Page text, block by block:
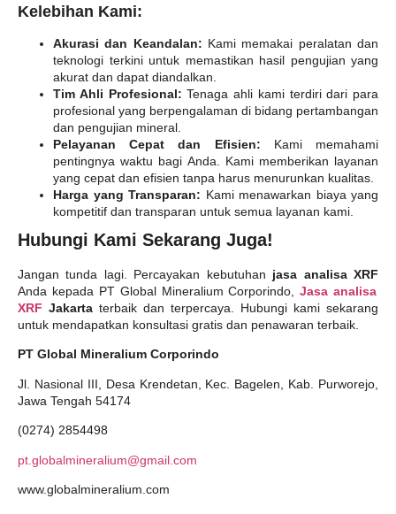
Kelebihan Kami:
Akurasi dan Keandalan: Kami memakai peralatan dan
teknologi terkini untuk memastikan hasil pengujian yang
akurat dan dapat diandalkan.
Tim Ahli Profesional: Tenaga ahli kami terdiri dari para
profesional yang berpengalaman di bidang pertambangan
dan pengujian mineral.
Pelayanan Cepat dan Efisien: Kami memahami
pentingnya waktu bagi Anda. Kami memberikan layanan
yang cepat dan efisien tanpa harus menurunkan kualitas.
Harga yang Transparan: Kami menawarkan biaya yang
kompetitif dan transparan untuk semua layanan kami.
Hubungi Kami Sekarang Juga!
Jangan tunda lagi. Percayakan kebutuhan jasa analisa XRF
Anda kepada PT Global Mineralium Corporindo,Jasa analisa
XRF Jakarta terbaik dan terpercaya. Hubungi kami sekarang
untuk mendapatkan konsultasi gratis dan penawaran terbaik.
PT Global Mineralium Corporindo
Jl. Nasional III, Desa Krendetan, Kec. Bagelen, Kab. Purworejo,
Jawa Tengah 54174
(0274) 2854498
pt.globalmineralium@gmail.com
www.globalmineralium.com